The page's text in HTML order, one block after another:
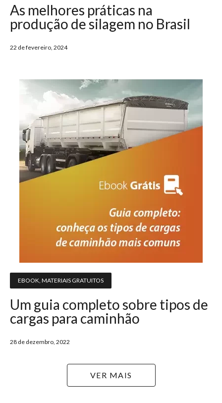
As melhores práticas na
produção de silagem no Brasil
22 de fevereiro, 2024
EBOOK, MATERIAIS GRATUITOS
Um guia completo sobre tipos de
cargas para caminhão
28 de dezembro, 2022
VER MAIS